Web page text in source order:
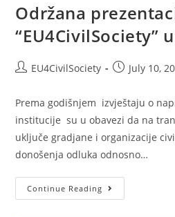
Održana
“EU4CivilSociety”
EU4CivilSociety July 10,
Prema godišnjem izvještaju o
institucije su u obavezi da na
uključe gradjane i organizacije
donošenja odluka odnosno…
Continue Reading